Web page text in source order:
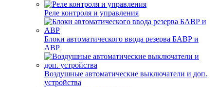
Реле контроля и управления
Блоки автоматического ввода резерва БАВР и
АВР
Воздушные автоматические выключатели и доп.
устройства